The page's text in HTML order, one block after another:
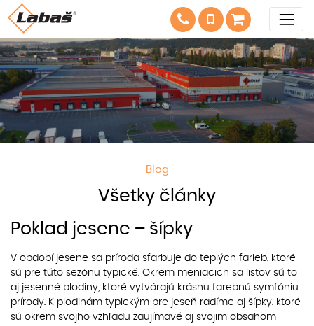
Blog
Všetky články
Poklad jesene – šípky
V období jesene sa príroda sfarbuje do teplých farieb, ktoré
sú pre túto sezónu typické. Okrem meniacich sa listov sú to
aj jesenné plodiny, ktoré vytvárajú krásnu farebnú symfóniu
prírody. K plodinám typickým pre jeseň radíme aj šípky, ktoré
sú okrem svojho vzhľadu zaujímavé aj svojim obsahom